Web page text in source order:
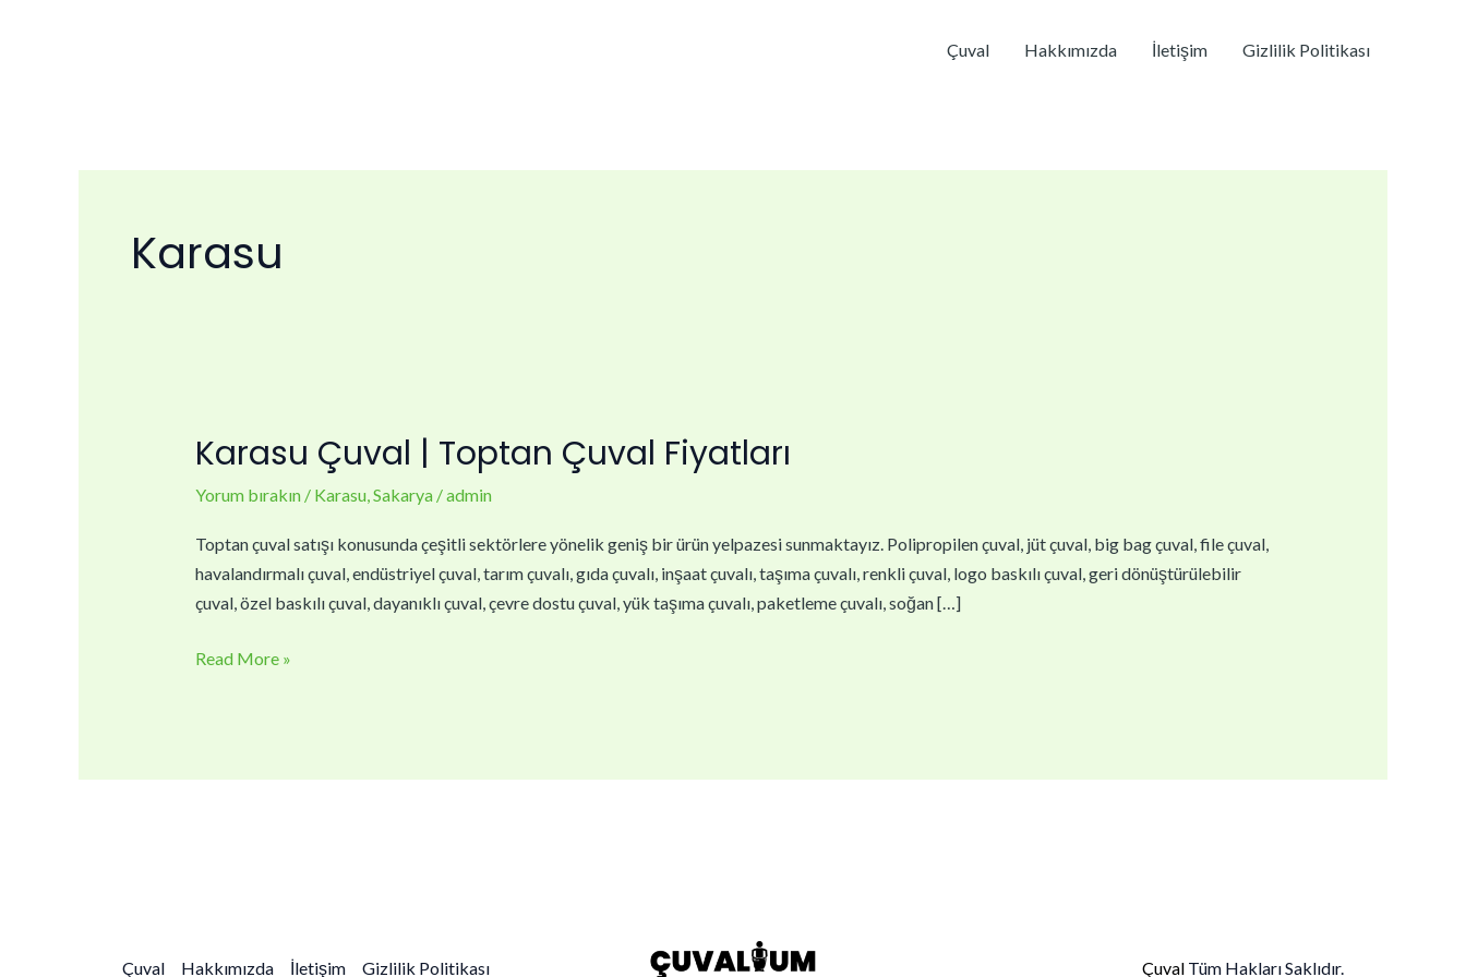
Çuval Hakkımızda İletişim Gizlilik Politikası
Karasu
Karasu Çuval | Toptan Çuval Fiyatları
Yorum bırakın / Karasu,Sakarya/admin
Toptan çuval satışı konusunda çeşitli sektörlere yönelik geniş bir ürün yelpazesi sunmaktayız. Polipropilen çuval, jüt çuval, big bag çuval, file çuval,
havalandırmalı çuval, endüstriyel çuval, tarım çuvalı, gıda çuvalı, inşaat çuvalı, taşıma çuvalı, renkli çuval, logo baskılı çuval, geri dönüştürülebilir
çuval, özel baskılı çuval, dayanıklı çuval, çevre dostu çuval, yük taşıma çuvalı, paketleme çuvalı, soğan […]
Karasu
Toptan
Çuval
Fiyatları
Read More »
Çuval Hakkımızda İletişim Gizlilik Politikası ÇuvalTüm Hakları Saklıdır.